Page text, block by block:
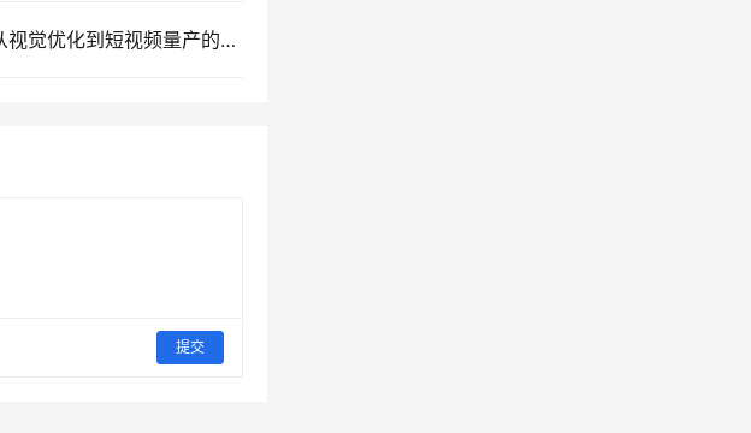
即梦AI电商运营实战课：从视觉优化到短视频量产的一站式图文视频文案解决方案
提交